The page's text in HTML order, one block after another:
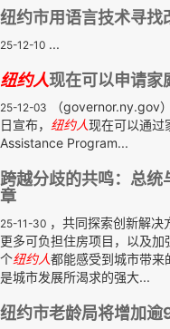
纽约市用语言技术寻找
25-12-10 ...
纽约人现在可以申请家
25-12-03
（governor.ny.gov
日宣布， 纽约人现在可以通过
Assistance Program...
跨越分歧的共鸣：总
章
25-11-30 ，共同探索创新解决
更多可负担住房项目，以及
个纽约人都能感受到城市带来
是城市发展所渴求的强大...
纽约市老龄局将增加